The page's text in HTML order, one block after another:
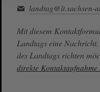
landtag@lt.sachsen-
Mit diesem
Landtags eine
des Landtags richten
direkte